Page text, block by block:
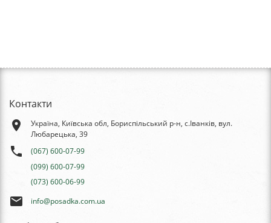
Контакти
place
Україна, Київська обл, Бориспільський р-н, с.Іванків, вул.
Любарецька, 39
phone
(067) 600-07-99
(099) 600-07-99
(073) 600-06-99
email info@posadka.com.ua